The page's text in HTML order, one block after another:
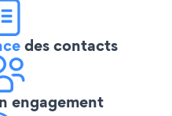
des contacts
engagement